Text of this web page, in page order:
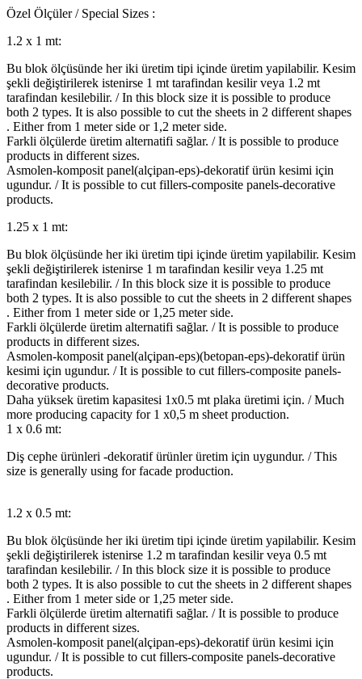
Özel Ölçüler / Special Sizes :
1.2 x 1 mt:
Bu blok ölçüsünde her iki üretim tipi içinde üretim yapilabilir. Kesim
şekli değiştirilerek istenirse 1 mt tarafindan kesilir veya 1.2 mt
tarafindan kesilebilir. / In this block size it is possible to produce
both 2 types. It is also possible to cut the sheets in 2 different shapes
. Either from 1 meter side or 1,2 meter side.
Farkli ölçülerde üretim alternatifi sağlar. / It is possible to produce
products in different sizes.
Asmolen-komposit panel(alçipan-eps)-dekoratif ürün kesimi için
ugundur. / It is possible to cut fillers-composite panels-decorative
products.
1.25 x 1 mt:
Bu blok ölçüsünde her iki üretim tipi içinde üretim yapilabilir. Kesim
şekli değiştirilerek istenirse 1 m tarafindan kesilir veya 1.25 mt
tarafindan kesilebilir. / In this block size it is possible to produce
both 2 types. It is also possible to cut the sheets in 2 different shapes
. Either from 1 meter side or 1,25 meter side.
Farkli ölçülerde üretim alternatifi sağlar. / It is possible to produce
products in different sizes.
Asmolen-komposit panel(alçipan-eps)(betopan-eps)-dekoratif ürün
kesimi için ugundur. / It is possible to cut fillers-composite panels-
decorative products.
Daha yüksek üretim kapasitesi 1x0.5 mt plaka üretimi için. / Much
more producing capacity for 1 x0,5 m sheet production.
1 x 0.6 mt:
Diş cephe ürünleri -dekoratif ürünler üretim için uygundur. / This
size is generally using for facade production.
1.2 x 0.5 mt:
Bu blok ölçüsünde her iki üretim tipi içinde üretim yapilabilir. Kesim
şekli değiştirilerek istenirse 1.2 m tarafindan kesilir veya 0.5 mt
tarafindan kesilebilir. / In this block size it is possible to produce
both 2 types. It is also possible to cut the sheets in 2 different shapes
. Either from 1 meter side or 1,25 meter side.
Farkli ölçülerde üretim alternatifi sağlar. / It is possible to produce
products in different sizes.
Asmolen-komposit panel(alçipan-eps)-dekoratif ürün kesimi için
ugundur. / It is possible to cut fillers-composite panels-decorative
products.